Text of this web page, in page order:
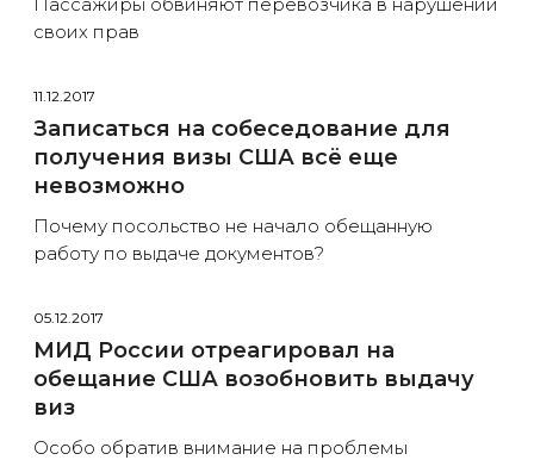
своих прав
11.12.2017
Записаться на собеседование для
получения визы США всё еще
невозможно
Почему посольство не начало обещанную
работу по выдаче документов?
05.12.2017
МИД России отреагировал на
обещание США возобновить выдачу
виз
Особо обратив внимание на проблемы